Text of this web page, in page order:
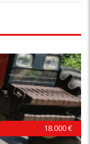
18.000 €